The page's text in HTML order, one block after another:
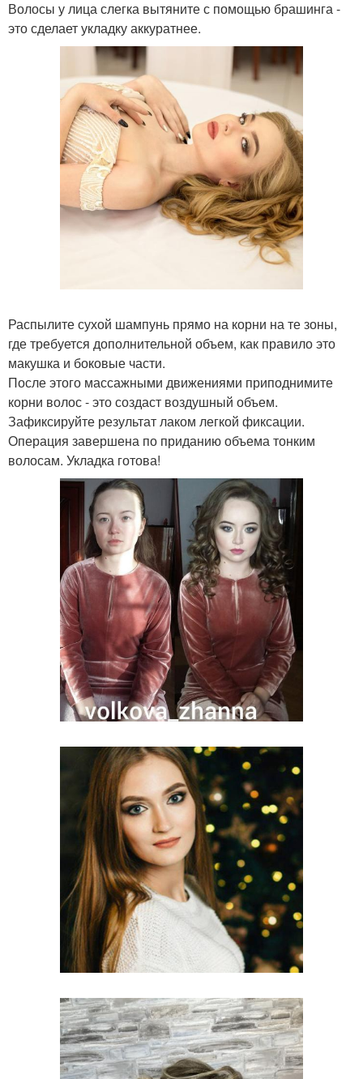
Волосы у лица слегка вытяните с помощью брашинга -
это сделает укладку аккуратнее.
Распылите сухой шампунь прямо на корни на те зоны,
где требуется дополнительной объем, как правило это
макушка и боковые части.
После этого массажными движениями приподнимите
корни волос - это создаст воздушный объем.
Зафиксируйте результат лаком легкой фиксации.
Операция завершена по приданию объема тонким
волосам. Укладка готова!